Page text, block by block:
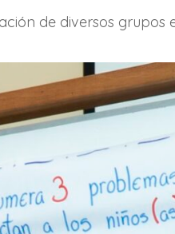
de diversos grupos